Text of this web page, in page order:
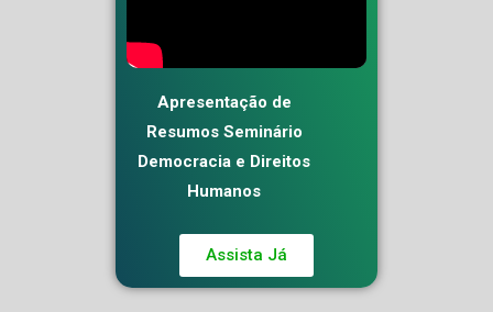
Apresentação de
Resumos Seminário
Democracia e Direitos
Humanos
Assista Já